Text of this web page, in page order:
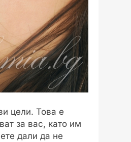
цели. Това е
за вас, като им
дали да не